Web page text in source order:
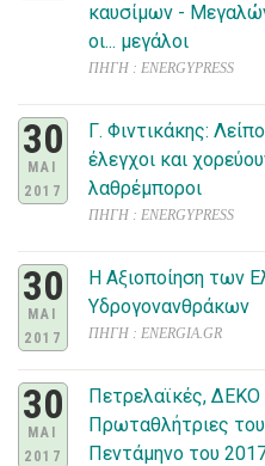
καυσίμων -
οι... μεγάλοι
ΠΗΓΗ : ENERGYPRESS
30
ΜΑΙ
2017
Γ. Φιντικάκης:
έλεγχοι και
λαθρέμποροι
ΠΗΓΗ : ENERGYPRESS
30
ΜΑΙ
2017
Η Αξιοποίηση των
Υδρογονανθράκων
ΠΗΓΗ : ENERGIA.GR
30
ΜΑΙ
2017
Πετρελαϊκές, ΔΕΚΟ
Πρωταθλήτριες
Πεντάμηνο του